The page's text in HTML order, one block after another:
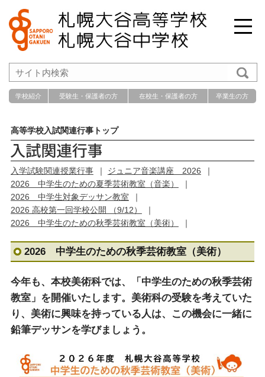
学校紹介 受験生・保護者の方 在校生・保護者の方 卒業生の方
高等学校入試関連行事トップ
入学試験関連授業行事
ジュニア音楽講座 2026
2026 中学生のための夏季芸術教室（音楽）
2026 中学生対象デッサン教室
2026 高校第一回学校公開 （9/12）
2026 中学生のための秋季芸術教室（美術）
2026 中学生のための秋季芸術教室（美術）
今年も、本校美術科では、「中学生のための秋季芸術
教室」を開催いたします。美術科の受験を考えていた
り、美術に興味を持っている人は、この機会に一緒に
鉛筆デッサンを学びましょう。